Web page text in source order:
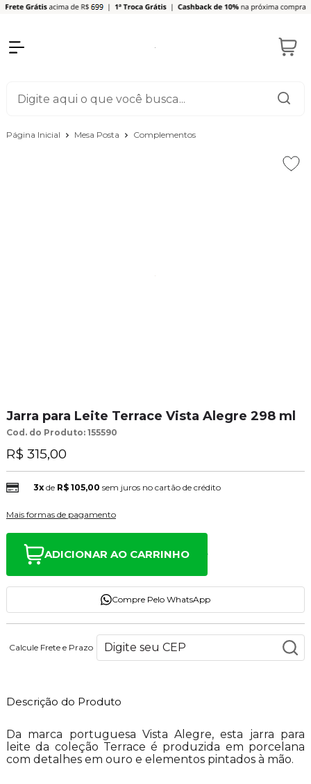
Página Inicial Mesa Posta Complementos
Jarra para Leite Terrace Vista Alegre 298 ml
Cod. do Produto: 155590
R$ 315,00
3xde R$ 105,00 sem juros no cartão de crédito
Mais formas de pagamento
ADICIONAR AO CARRINHO
Compre Pelo WhatsApp
Calcule Frete e Prazo
Descrição do Produto
Da marca portuguesa Vista Alegre, esta jarra para
leite da coleção Terrace é produzida em porcelana
com detalhes em ouro e elementos pintados à mão.